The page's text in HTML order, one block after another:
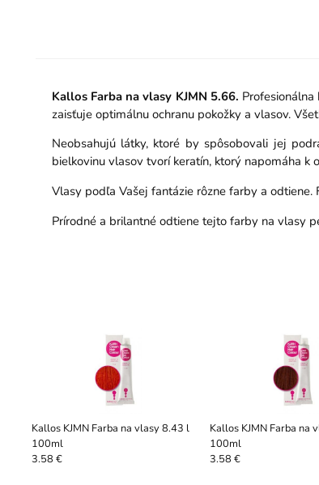
Kallos Farba na vlasy KJMN 5.66.
zaisťuje optimálnu ochranu pokožky a vlasov.
Neobsahujú látky, ktoré by spôsobovali jej
bielkovinu vlasov tvorí keratín, ktorý napomáha k
Vlasy podľa Vašej fantázie rôzne farby a
Prírodné a brilantné odtiene tejto farby na vlasy
Kallos KJMN Farba na vlasy 8.43 l
100ml
3.58 €
Kallos KJMN Farba na
100ml
3.58 €